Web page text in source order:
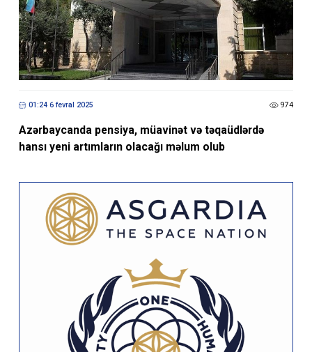
01:24 6 fevral 2025 974
Azərbaycanda pensiya, müavinət və təqaüdlərdə
hansı yeni artımların olacağı məlum olub